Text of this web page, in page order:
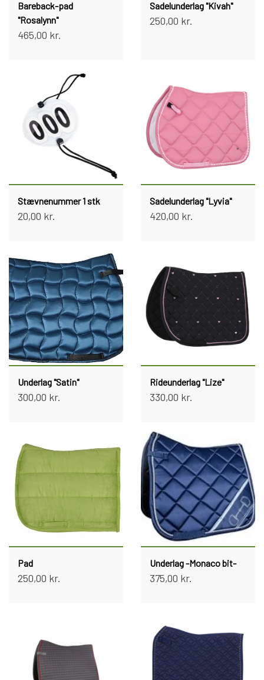
Bareback-pad
"Rosalynn"
465,00 kr.
Sadelunderlag "Kivah"
250,00 kr.
Stævnenummer 1 stk
20,00 kr.
Sadelunderlag "Lyvia"
420,00 kr.
Underlag "Satin"
300,00 kr.
Rideunderlag "Lize"
330,00 kr.
Pad
250,00 kr.
Underlag -Monaco bit-
375,00 kr.